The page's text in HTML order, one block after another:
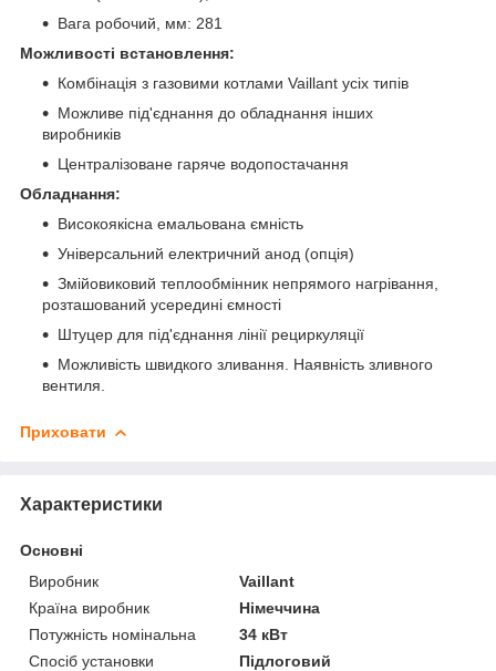
Вага робочий, мм: 281
Можливості встановлення:
Комбінація з газовими котлами Vaillant усіх типів
Можливе під'єднання до обладнання інших
виробників
Централізоване гаряче водопостачання
Обладнання:
Високоякісна емальована ємність
Універсальний електричний анод (опція)
Змійовиковий теплообмінник непрямого нагрівання,
розташований усередині ємності
Штуцер для під'єднання лінії рециркуляції
Можливість швидкого зливання. Наявність зливного
вентиля.
Приховати
Характеристики
Основні
Виробник
Vaillant
Країна виробник
Німеччина
Потужність номінальна
34 кВт
Спосіб установки
Підлоговий